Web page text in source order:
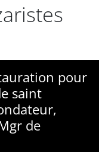
pour
saint
de